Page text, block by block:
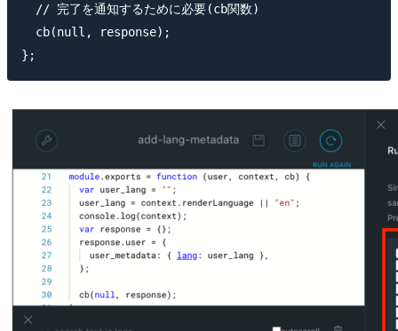
  // 完了を通知するために必要(cb関数)
  cb(null, response);